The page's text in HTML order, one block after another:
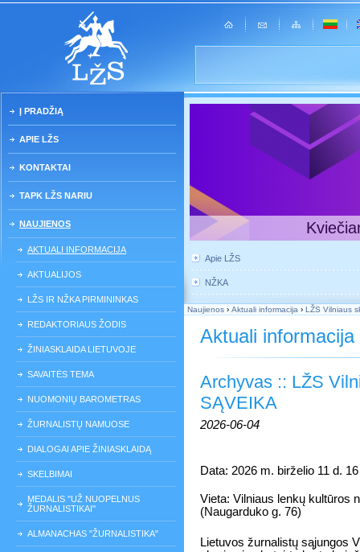
Į PRADŽIĄ
APIE LŽS
KONTAKTAI
TAPK LŽS NARIU
NAUJIENOS
AKTUALI INFORMACIJA
AKTUALIJOS
LŽS IR NŽKA PIRMININKAS
REDAKTORIAUS ŽODIS
ŽINIASKLAIDA LIETUVOJE
SAVAITĖS TEMA
NUOMONIŲ BAROMETRAS
ŽURNALISTŲ NAMUOSE
DIALOGAI APIE ŽINIASKLAIDĄ
SKELBIMAI
MEDALIS "UŽ NUOPELNUS
ŽURNALISTIKAI"
ALMANACHAS "ŽURNALISTIKA"
Apie LŽS
NŽKA
Naujienos › Aktuali informacija › LŽS Vilniaus
Aktuali informacija
Archyvas :: LŽS
SĄVEIKA
2026-06-04
Data: 2026 m. birželio 11 d.
Vieta: Vilniaus lenkų kultūros
(Naugarduko g. 76)
Lietuvos žurnalistų sąjungos